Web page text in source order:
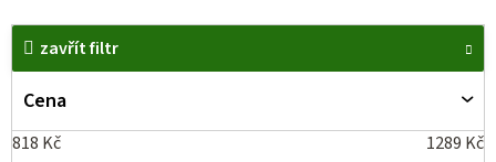
zavřít filtr
Cena
818 Kč 1289 Kč
V
p
i